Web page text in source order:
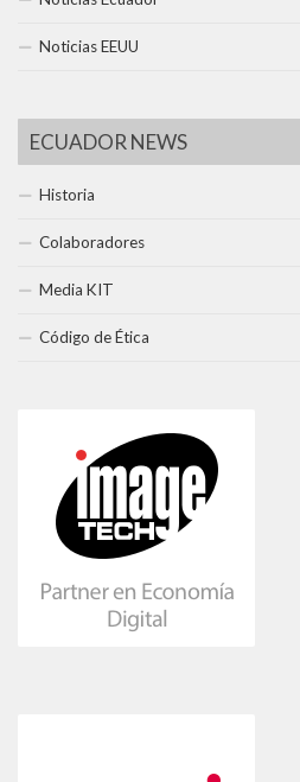
Noticias EEUU
ECUADOR NEWS
Historia
Colaboradores
Media KIT
Código de Ética